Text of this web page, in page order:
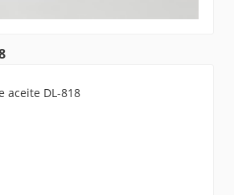
aceite DL-818